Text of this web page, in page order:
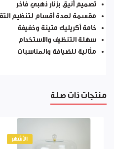
تصميم أنيق بزنار ذهبي فاخر
مقسمة لعدة أقسام لتنظيم
خامة أكريليك متينة وخفيفة
سهلة التنظيف والاستخدام
مثالية للضيافة والمناسبات
منتجات ذات صلة
الأشهر